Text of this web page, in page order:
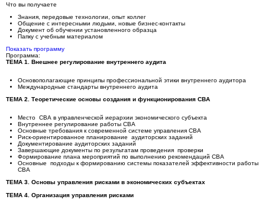
Что вы получаете
Знания, передовые технологии, опыт коллег
Общение с интересными людьми, новые бизнес-контакты
Документ об обучении установленного образца
Папку с учебным материалом
Показать программу
Программа:
ТЕМА 1. Внешнее регулирование внутреннего аудита
Основополагающие принципы профессиональной этики внутреннего аудитора
Международные стандарты внутреннего аудита
ТЕМА 2. Теоретические основы создания и функционирования СВА
Место СВА в управленческой иерархии экономического субъекта
Внутреннее регулирование работы СВА
Основные требования к современной системе управления СВА
Риск-ориентированное планирование аудиторских заданий
Документирование аудиторских заданий
Завершающие документы по результатам проведения проверки
Формирование плана мероприятий по выполнению рекомендаций СВА
Основные подходы к формированию системы показателей эффективности работы
СВА
ТЕМА 3. Основы управления рисками в экономических субъектах
ТЕМА 4. Организация управления рисками